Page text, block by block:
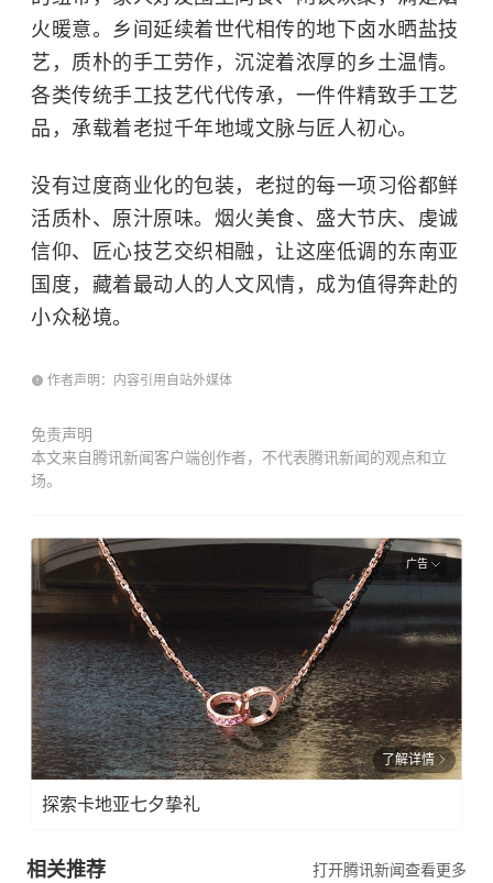
火暖意。乡间延续着世代相传的地下卤水晒盐技
艺，质朴的手工劳作，沉淀着浓厚的乡土温情。
各类传统手工技艺代代传承，一件件精致手工艺
品，承载着老挝千年地域文脉与匠人初心。
没有过度商业化的包装，老挝的每一项习俗都鲜
活质朴、原汁原味。烟火美食、盛大节庆、虔诚
信仰、匠心技艺交织相融，让这座低调的东南亚
国度，藏着最动人的人文风情，成为值得奔赴的
小众秘境。
作者声明：内容引用自站外媒体
免责声明
本文来自腾讯新闻客户端创作者，不代表腾讯新闻的观点和立
场。
广告
了解详情
探索卡地亚七夕挚礼
相关推荐 打开腾讯新闻查看更多